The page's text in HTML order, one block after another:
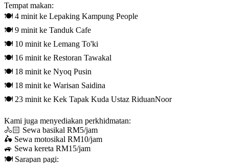
Tempat makan:
🍽️ 4 minit ke Lepaking Kampung People
🍽️ 9 minit ke Tanduk Cafe
🍽️ 10 minit ke Lemang To'ki
🍽️ 16 minit ke Restoran Tawakal
🍽️ 18 minit ke Nyoq Pusin
🍽️ 18 minit ke Warisan Saidina
🍽️ 23 minit ke Kek Tapak Kuda Ustaz RiduanNoor
Kami juga menyediakan perkhidmatan:
🚴🏻 Sewa basikal RM5/jam
🛵 Sewa motosikal RM10/jam
🚙 Sewa kereta RM15/jam
🍽️ Sarapan pagi: